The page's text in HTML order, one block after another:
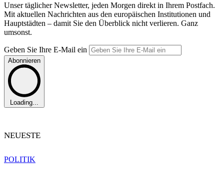
Unser täglicher Newsletter, jeden Morgen direkt in Ihrem Postfach.
Mit aktuellen Nachrichten aus den europäischen Institutionen und
Hauptstädten – damit Sie den Überblick nicht verlieren. Ganz
umsonst.
Geben Sie Ihre E-Mail ein
Abonnieren
Loading...
NEUESTE
POLITIK